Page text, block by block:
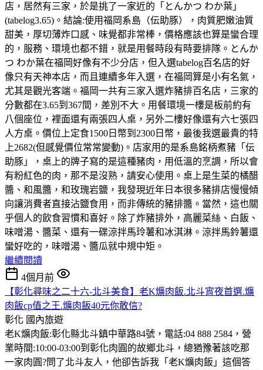
店，居然有三家，於是挑了一家近的「とんかつ わか葉」
(tabelog3.65)。結論:使用福岡系島（伝助豚），肉質肥嫩油質
甜美，厚切薄炸口感、味覺都非常棒，價格應該也算是蠻合理
的，服務、環境也都不錯，就是用餐時段有時要排隊。とんか
つ わか葉在福岡好像有不少分店，但入選tabelog百名店的好
像只有天神本店，而且連續多年入選，在福岡算是小有名氣，
尤其是觀光客端。福岡一共有三家入選炸豬排百名店，三家的
分數都在3.65到367間，差別不大。用餐環境一樓是板前約有
八個座位，裡面還有兩張四人桌，另外二樓好像還有六七張四
人方桌。價位上定食1500日幣到2300日幣，最後我選最貴的特
上2682(但感覺價位常常變動)。店家用的是系島銘柄煮豬「伝
助豚」，桌上的牌子寫的是這種豬肉，用低溫的烹調，所以會
有粉紅色的肉，那不是沒熟，請安心使用。桌上是生菜的橘醋
醬、和風醬，和玫瑰岩鹽，我發現近年日本很多豬排店慢慢傾
向讓消費者直接沾鹽食用，而非傳統的豬排醬。當然，這也關
乎個人的飲食習慣和喜好。除了炸豬排外，高麗菜絲、白飯、
味噌湯、醬菜、還有一碟涼拌馬玲薯和冰淇淋。涼拌馬鈴薯還
蠻好吃的，味噌湯、醬瓜就中規中矩。
繼續閱讀
4個月前
【彰化尋味之二十六-北斗美食】老K爌肉飯.北斗宵夜首選.爌
肉飯cp值之王.爌肉飯40元你敢信?
彰化 國內旅遊
老K爌肉飯:彰化縣北斗鎮中華路84號，電話:04 888 2584，營
業時間:10:00-03:00到彰化肉圓的故鄉北斗，總猶豫著該吃那
一家肉圓?問了北斗友人，他卻告訴我「老K爌肉飯」這個答